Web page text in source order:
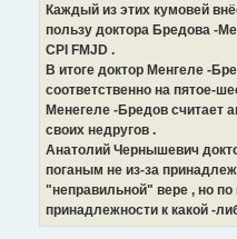
Каждый из этих кумовей
пользу доктора Бредова -
CPI FMJD .
В итоге доктор Менгеле -
соответственно на пятое-
Менегеле -Бредов считает
своих недругов .
Анатолий Чернышевич
поганым не из-за
"неправильной" вере , но по
принадлежности к какой -